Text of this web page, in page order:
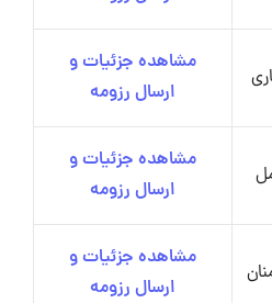
مشاهده جزئیات و
ارسال رزومه
مشاهده جزئیات و
ارسال رزومه
مشاهده جزئیات و
ارسال رزومه